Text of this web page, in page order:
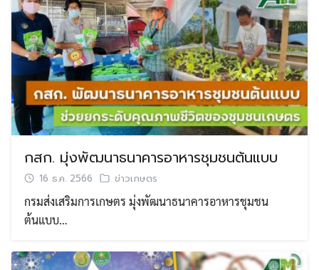
กสก. มุ่งพัฒนาธนาคารอาหารชุมชนต้นแบบ
16 ธ.ค. 2566 ข่าวเกษตร
กรมส่งเสริมการเกษตร มุ่งพัฒนาธนาคารอาหารชุมชน
ต้นแบบ…